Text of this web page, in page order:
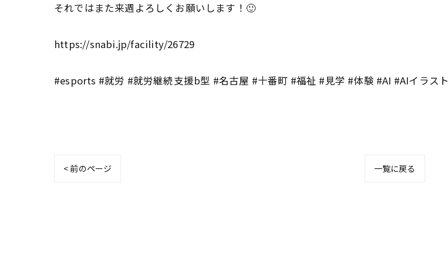
それではまた来週よろしくお願いします！🙂
https://snabi.jp/facility/26729
#esports #就労 #就労継続支援b型 #名古屋 #十番町 #福祉 #見学 #体験 #AI #AIイラスト
< 前のページ 一覧に戻る